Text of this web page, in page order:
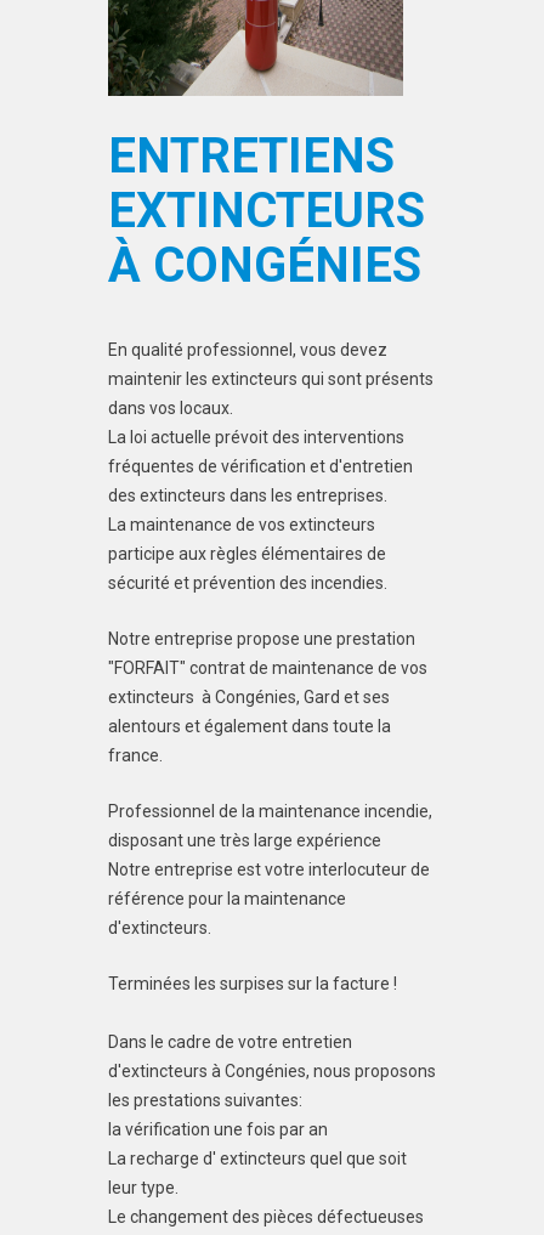
ENTRETIENS
EXTINCTEURS
À CONGÉNIES
En qualité professionnel, vous devez
maintenir les extincteurs qui sont présents
dans vos locaux.
La loi actuelle prévoit des interventions
fréquentes de vérification et d'entretien
des extincteurs dans les entreprises.
La maintenance de vos extincteurs
participe aux règles élémentaires de
sécurité et prévention des incendies.
Notre entreprise propose une prestation
"FORFAIT" contrat de maintenance de vos
extincteurs à Congénies, Gard et ses
alentours et également dans toute la
france.
Professionnel de la maintenance incendie,
disposant une très large expérience
Notre entreprise est votre interlocuteur de
référence pour la maintenance
d'extincteurs.
Terminées les surpises sur la facture !
Dans le cadre de votre entretien
d'extincteurs à Congénies, nous proposons
les prestations suivantes:
la vérification une fois par an
La recharge d' extincteurs quel que soit
leur type.
Le changement des pièces défectueuses